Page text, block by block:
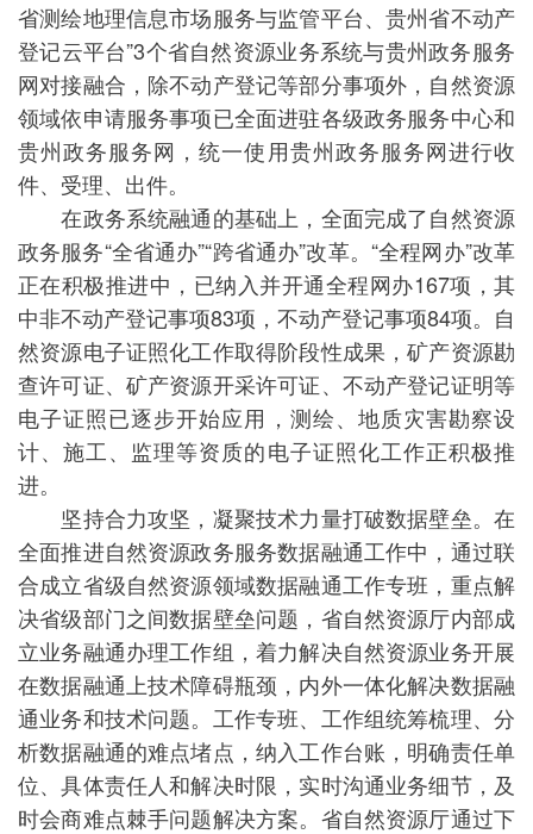
省测绘地理信息市场服务与监管平台、贵州省不动产
登记云平台”3个省自然资源业务系统与贵州政务服务
网对接融合，除不动产登记等部分事项外，自然资源
领域依申请服务事项已全面进驻各级政务服务中心和
贵州政务服务网，统一使用贵州政务服务网进行收
件、受理、出件。
在政务系统融通的基础上，全面完成了自然资源
政务服务“全省通办”“跨省通办”改革。“全程网办”改革
正在积极推进中，已纳入并开通全程网办167项，其
中非不动产登记事项83项，不动产登记事项84项。自
然资源电子证照化工作取得阶段性成果，矿产资源勘
查许可证、矿产资源开采许可证、不动产登记证明等
电子证照已逐步开始应用，测绘、地质灾害勘察设
计、施工、监理等资质的电子证照化工作正积极推
进。
坚持合力攻坚，凝聚技术力量打破数据壁垒。在
全面推进自然资源政务服务数据融通工作中，通过联
合成立省级自然资源领域数据融通工作专班，重点解
决省级部门之间数据壁垒问题，省自然资源厅内部成
立业务融通办理工作组，着力解决自然资源业务开展
在数据融通上技术障碍瓶颈，内外一体化解决数据融
通业务和技术问题。工作专班、工作组统筹梳理、分
析数据融通的难点堵点，纳入工作台账，明确责任单
位、具体责任人和解决时限，实时沟通业务细节，及
时会商难点棘手问题解决方案。省自然资源厅通过下